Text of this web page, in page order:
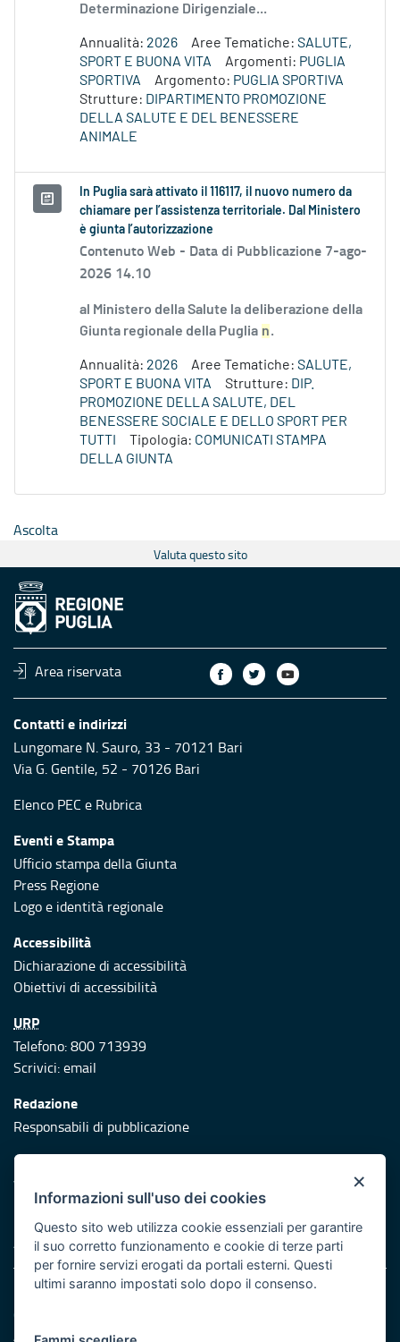
Determinazione Dirigenziale...
Annualità: 2026 Aree Tematiche: SALUTE,
SPORT E BUONA VITA
Argomenti: PUGLIA
SPORTIVA
Argomento: PUGLIA SPORTIVA
Strutture: DIPARTIMENTO PROMOZIONE
DELLA SALUTE E DEL BENESSERE
ANIMALE
In Puglia sarà attivato il 116117, il nuovo numero da
chiamare per l’assistenza territoriale. Dal Ministero
è giunta l’autorizzazione
Contenuto Web - Data di Pubblicazione 7-ago-
2026 14.10
al Ministero della Salute la deliberazione della
Giunta regionale della Puglia n.
Annualità: 2026 Aree Tematiche: SALUTE,
SPORT E BUONA VITA
Strutture: DIP.
PROMOZIONE DELLA SALUTE, DEL
BENESSERE SOCIALE E DELLO SPORT PER
TUTTI
Tipologia: COMUNICATI STAMPA
DELLA GIUNTA
Ascolta
Valuta questo sito
Area riservata
Contatti e indirizzi
Lungomare N. Sauro, 33 - 70121 Bari
Via G. Gentile, 52 - 70126 Bari
Elenco PEC e Rubrica
Eventi e Stampa
Ufficio stampa della Giunta
Press Regione
Logo e identità regionale
Accessibilità
Dichiarazione di accessibilità
Obiettivi di accessibilità
URP
Telefono: 800 713939
Scrivici:email
Redazione
Responsabili di pubblicazione
Protezione civile
Vai al sito di Protezione Civile Puglia
Iniziativa finanziata con risorse del POR Puglia 2014/2020 -
Asse XI
Note legali
Cookie e privacy
Atti di notifica
×
Informazioni sull'uso dei cookies
Questo sito web utilizza cookie essenziali per garantire
il suo corretto funzionamento e cookie di terze parti
per fornire servizi erogati da portali esterni. Questi
ultimi saranno impostati solo dopo il consenso.